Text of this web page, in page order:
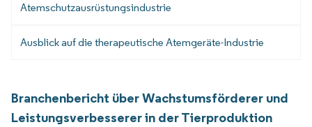
Atemschutzausrüstungsindustrie
Ausblick auf die therapeutische Atemgeräte-Industrie
Branchenbericht über Wachstumsförderer und
Leistungsverbesserer in der Tierproduktion